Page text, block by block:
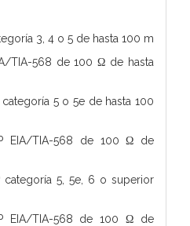
3, 4 o 5 de hasta 100 m
TIA-568 de 100 Ω de hasta
categoría 5 o 5e de hasta 100
EIA/TIA-568 de 100 Ω de
categoría 5, 5e, 6 o superior
EIA/TIA-568 de 100 Ω de